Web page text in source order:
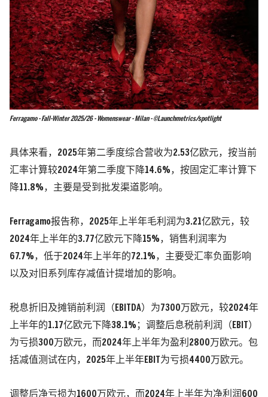
Ferragamo - Fall-Winter 2025/26 - Womenswear - Milan - ©Launchmetrics/spotlight
具体来看，2025年第二季度综合营收为2.53亿欧元，按当前
汇率计算较2024年第二季度下降14.6%，按固定汇率计算下
降11.8%，主要是受到批发渠道影响。
Ferragamo报告称，2025年上半年毛利润为3.21亿欧元，较
2024年上半年的3.77亿欧元下降15%，销售利润率为
67.7%，低于2024年上半年的72.1%，主要受汇率负面影响
以及对旧系列库存减值计提增加的影响。
税息折旧及摊销前利润（EBITDA）为7300万欧元，较2024年
上半年的1.17亿欧元下降38.1%；调整后息税前利润（EBIT）
为亏损300万欧元，而2024年上半年为盈利2800万欧元。包
括减值测试在内，2025年上半年EBIT为亏损4400万欧元。
调整后净亏损为1600万欧元，而2024年上半年为净利润600